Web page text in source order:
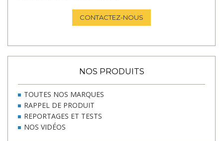
CONTACTEZ-NOUS
NOS PRODUITS
TOUTES NOS MARQUES
RAPPEL DE PRODUIT
REPORTAGES ET TESTS
NOS VIDÉOS